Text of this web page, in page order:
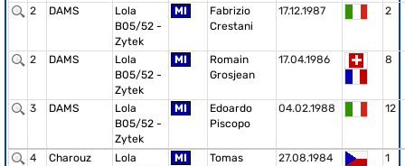
2 DAMS
Lola
B05/52 -
Zytek
MI
Fabrizio
Crestani
17.12.1987 2
2 DAMS
Lola
B05/52 -
Zytek
MI
Romain
Grosjean
17.04.1986 8
3 DAMS
Lola
B05/52 -
Zytek
MI
Edoardo
Piscopo
04.02.1988 12
4
Charouz
Lola
MI
Tomas
27.08.1984 1